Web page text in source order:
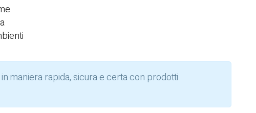
maniera rapida, sicura e certa con prodotti